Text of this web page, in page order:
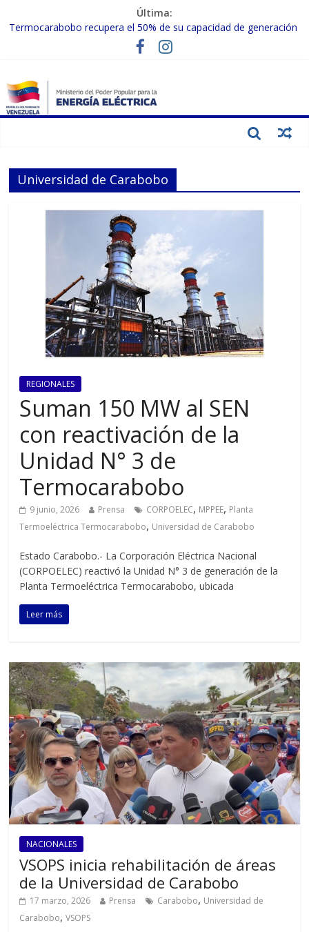
Última:
Termocarabobo recupera el 50% de su capacidad de generación
MPPEE avanza en la recuperación de infraestructuras eléctricas
Gobierno Nacional coordina acciones con el sector privado para
fortalecer el SEN ante el «Súper Niño»
Inspeccionan trabajos de rehabilitación en instalaciones del SEN
Universidad de Carabobo
REGIONALES
Suman 150 MW al SEN
con reactivación de la
Unidad N° 3 de
Termocarabobo
9 junio, 2026 Prensa CORPOELEC, MPPEE, Planta
Termoeléctrica Termocarabobo, Universidad de Carabobo
Estado Carabobo.- La Corporación Eléctrica Nacional
(CORPOELEC) reactivó la Unidad N° 3 de generación de la
Planta Termoeléctrica Termocarabobo, ubicada
Leer más
NACIONALES
VSOPS inicia rehabilitación de áreas
de la Universidad de Carabobo
17 marzo, 2026 Prensa Carabobo, Universidad de
Carabobo,VSOPS